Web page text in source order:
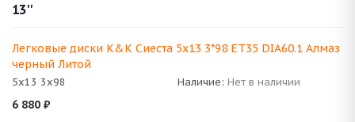
13''
Легковые диски K&K Сиеста 5x13 3*98 ET35 DIA60.1 Алмаз
черный Литой
5x13 3x98 Наличие: Нет в наличии
6 880 ₽